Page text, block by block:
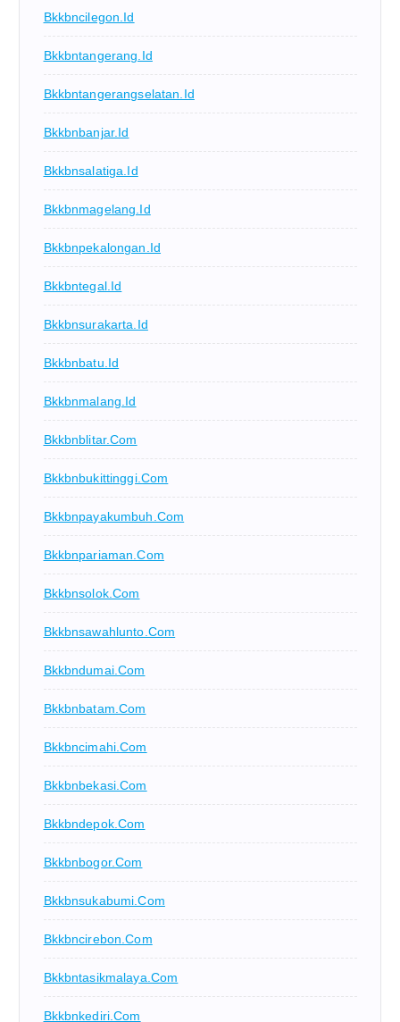
Bkkbncilegon.id
Bkkbntangerang.id
Bkkbntangerangselatan.id
Bkkbnbanjar.id
Bkkbnsalatiga.id
Bkkbnmagelang.id
Bkkbnpekalongan.id
Bkkbntegal.id
Bkkbnsurakarta.id
Bkkbnbatu.id
Bkkbnmalang.id
Bkkbnblitar.com
Bkkbnbukittinggi.com
Bkkbnpayakumbuh.com
Bkkbnpariaman.com
Bkkbnsolok.com
Bkkbnsawahlunto.com
Bkkbndumai.com
Bkkbnbatam.com
Bkkbncimahi.com
Bkkbnbekasi.com
Bkkbndepok.com
Bkkbnbogor.com
Bkkbnsukabumi.com
Bkkbncirebon.com
Bkkbntasikmalaya.com
Bkkbnkediri.com